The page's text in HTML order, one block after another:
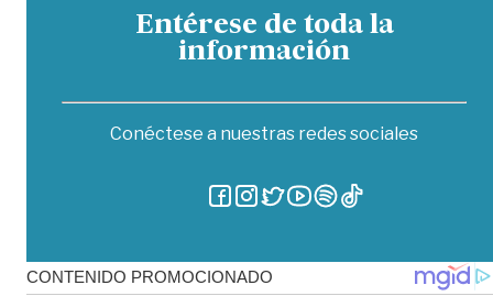
Entérese de toda la
información
Conéctese a nuestras redes sociales